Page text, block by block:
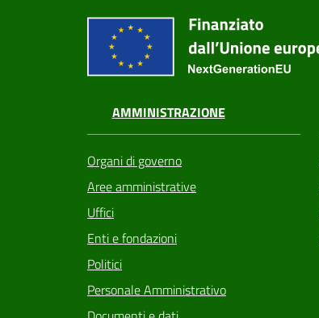
AMMINISTRAZIONE
Organi di governo
Aree amministrative
Uffici
Enti e fondazioni
Politici
Personale Amministrativo